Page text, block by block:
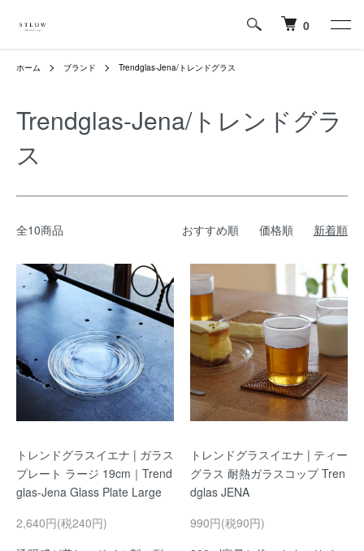
0
ホーム ブランド Trendglas-Jena/トレンドグラス
Trendglas-Jena/トレンドグラ
ス
全10商品 おすすめ順 価格順 新着順
トレンドグラスイエナ | ガラス
プレート ラージ 19cm｜Trend
glas-Jena Glass Plate Large
2,640円(税240円)
トレンドグラスイエナ | ティー
グラス 耐熱ガラスコップ Tren
dglas JENA
990円(税90円)